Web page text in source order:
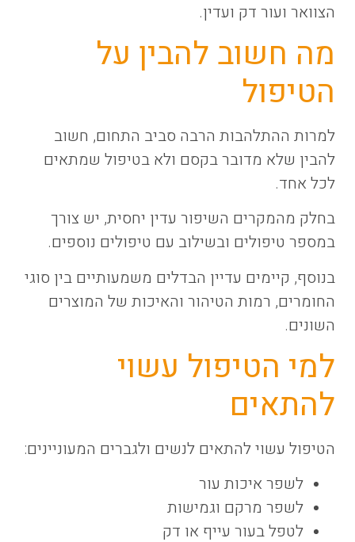
הצוואר ועור דק ועדין.
מה חשוב להבין על
הטיפול
למרות ההתלהבות הרבה סביב התחום, חשוב
להבין שלא מדובר בקסם ולא בטיפול שמתאים
לכל אחד.
בחלק מהמקרים השיפור עדין יחסית, יש צורך
במספר טיפולים ובשילוב עם טיפולים נוספים.
בנוסף, קיימים עדיין הבדלים משמעותיים בין סוגי
החומרים, רמות הטיהור והאיכות של המוצרים
השונים.
למי הטיפול עשוי
להתאים
הטיפול עשוי להתאים לנשים ולגברים המעוניינים:
לשפר איכות עור
לשפר מרקם וגמישות
לטפל בעור עייף או דק